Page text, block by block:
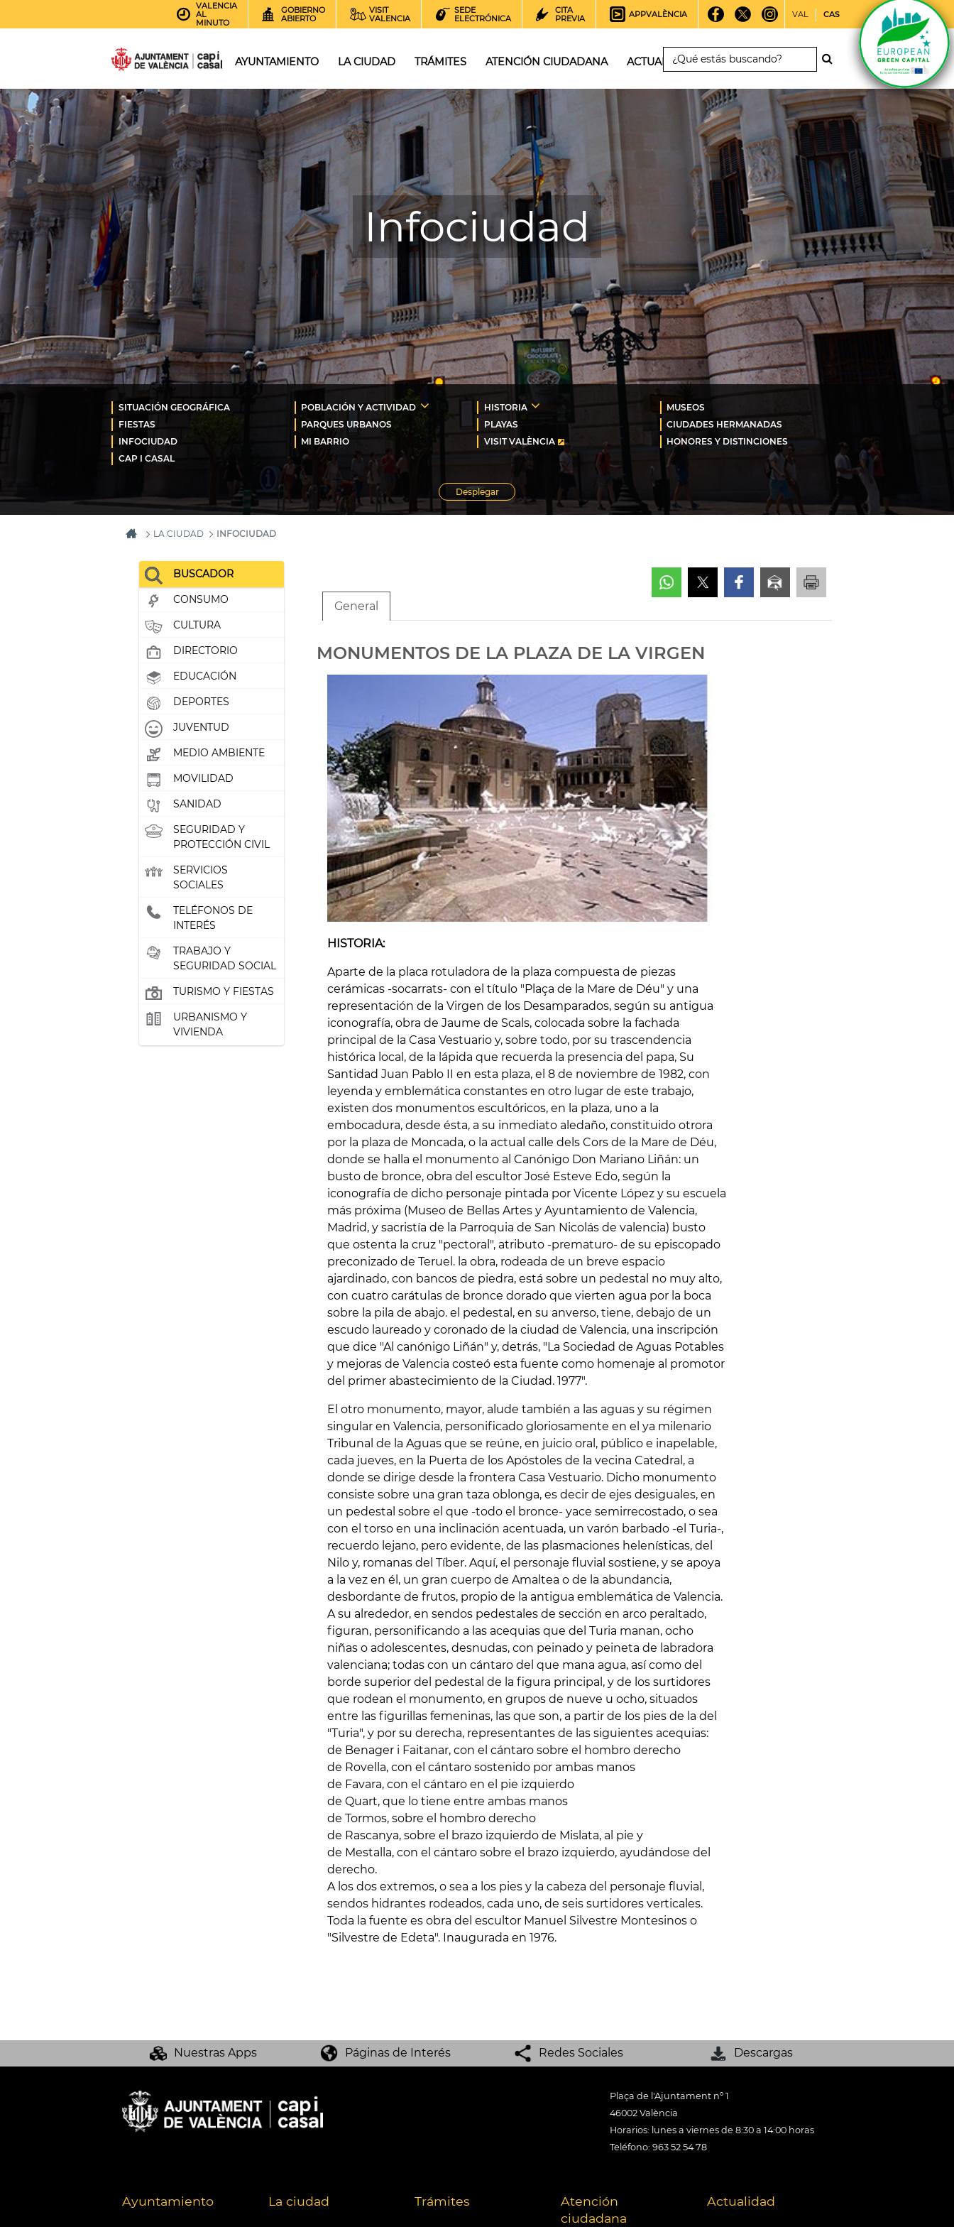
VALENCIA
AL
MINUTO
GOBIERNO
ABIERTO
VISIT
VALENCIA
SEDE
ELECTRÓNICA
CITA
PREVIA
APPVALÈNCIA VAL CAS
AYUNTAMIENTO LA CIUDAD TRÁMITES ATENCIÓN CIUDADANA ACTUALIDAD
Infociudad
SITUACIÓN GEOGRÁFICA POBLACIÓN Y ACTIVIDAD HISTORIA
MUSEOS
FIESTAS
PARQUES URBANOS PLAYAS
CIUDADES HERMANADAS
INFOCIUDAD
MI BARRIO VISIT VALÈNCIA
HONORES Y DISTINCIONES
CAP I CASAL
Desplegar
LA CIUDAD INFOCIUDAD
BUSCADOR
CONSUMO
CULTURA
DIRECTORIO
EDUCACIÓN
DEPORTES
JUVENTUD
MEDIO AMBIENTE
MOVILIDAD
SANIDAD
SEGURIDAD Y
PROTECCIÓN CIVIL
SERVICIOS
SOCIALES
TELÉFONOS DE
INTERÉS
TRABAJO Y
SEGURIDAD SOCIAL
TURISMO Y FIESTAS
URBANISMO Y
VIVIENDA
General
MONUMENTOS DE LA PLAZA DE LA VIRGEN
HISTORIA:
Aparte de la placa rotuladora de la plaza compuesta de piezas
cerámicas -socarrats- con el título "Plaça de la Mare de Déu" y una
representación de la Virgen de los Desamparados, según su antigua
iconografía, obra de Jaume de Scals, colocada sobre la fachada
principal de la Casa Vestuario y, sobre todo, por su trascendencia
histórica local, de la lápida que recuerda la presencia del papa, Su
Santidad Juan Pablo II en esta plaza, el 8 de noviembre de 1982, con
leyenda y emblemática constantes en otro lugar de este trabajo,
existen dos monumentos escultóricos, en la plaza, uno a la
embocadura, desde ésta, a su inmediato aledaño, constituido otrora
por la plaza de Moncada, o la actual calle dels Cors de la Mare de Déu,
donde se halla el monumento al Canónigo Don Mariano Liñán: un
busto de bronce, obra del escultor José Esteve Edo, según la
iconografía de dicho personaje pintada por Vicente López y su escuela
más próxima (Museo de Bellas Artes y Ayuntamiento de Valencia,
Madrid, y sacristía de la Parroquia de San Nicolás de valencia) busto
que ostenta la cruz "pectoral", atributo -prematuro- de su episcopado
preconizado de Teruel. la obra, rodeada de un breve espacio
ajardinado, con bancos de piedra, está sobre un pedestal no muy alto,
con cuatro carátulas de bronce dorado que vierten agua por la boca
sobre la pila de abajo. el pedestal, en su anverso, tiene, debajo de un
escudo laureado y coronado de la ciudad de Valencia, una inscripción
que dice "Al canónigo Liñán" y, detrás, "La Sociedad de Aguas Potables
y mejoras de Valencia costeó esta fuente como homenaje al promotor
del primer abastecimiento de la Ciudad. 1977".
El otro monumento, mayor, alude también a las aguas y su régimen
singular en Valencia, personificado gloriosamente en el ya milenario
Tribunal de la Aguas que se reúne, en juicio oral, público e inapelable,
cada jueves, en la Puerta de los Apóstoles de la vecina Catedral, a
donde se dirige desde la frontera Casa Vestuario. Dicho monumento
consiste sobre una gran taza oblonga, es decir de ejes desiguales, en
un pedestal sobre el que -todo el bronce- yace semirrecostado, o sea
con el torso en una inclinación acentuada, un varón barbado -el Turia-,
recuerdo lejano, pero evidente, de las plasmaciones helenísticas, del
Nilo y, romanas del Tíber. Aquí, el personaje fluvial sostiene, y se apoya
a la vez en él, un gran cuerpo de Amaltea o de la abundancia,
desbordante de frutos, propio de la antigua emblemática de Valencia.
A su alrededor, en sendos pedestales de sección en arco peraltado,
figuran, personificando a las acequias que del Turia manan, ocho
niñas o adolescentes, desnudas, con peinado y peineta de labradora
valenciana; todas con un cántaro del que mana agua, así como del
borde superior del pedestal de la figura principal, y de los surtidores
que rodean el monumento, en grupos de nueve u ocho, situados
entre las figurillas femeninas, las que son, a partir de los pies de la del
"Turia", y por su derecha, representantes de las siguientes acequias:
de Benager i Faitanar, con el cántaro sobre el hombro derecho
de Rovella, con el cántaro sostenido por ambas manos
de Favara, con el cántaro en el pie izquierdo
de Quart, que lo tiene entre ambas manos
de Tormos, sobre el hombro derecho
de Rascanya, sobre el brazo izquierdo de Mislata, al pie y
de Mestalla, con el cántaro sobre el brazo izquierdo, ayudándose del
derecho.
A los dos extremos, o sea a los pies y la cabeza del personaje fluvial,
sendos hidrantes rodeados, cada uno, de seis surtidores verticales.
Toda la fuente es obra del escultor Manuel Silvestre Montesinos o
"Silvestre de Edeta". Inaugurada en 1976.
Nuestras Apps Páginas de Interés Redes Sociales Descargas
Plaça de l'Ajuntament nº 1
46002 València
Horarios: lunes a viernes de 8:30 a 14:00 horas
Teléfono: 963 52 54 78
Ayuntamiento La ciudad Trámites
Atención
ciudadana
Actualidad